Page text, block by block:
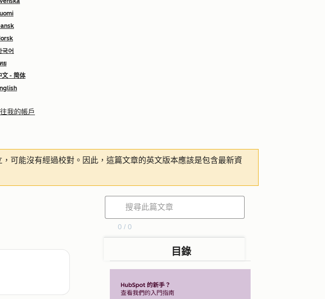
국어
ย
文 - 简体
我的帳戶
可能沒有經過校對。因此，這篇文章的英文版本應該是包含最新資
0 / 0
目錄